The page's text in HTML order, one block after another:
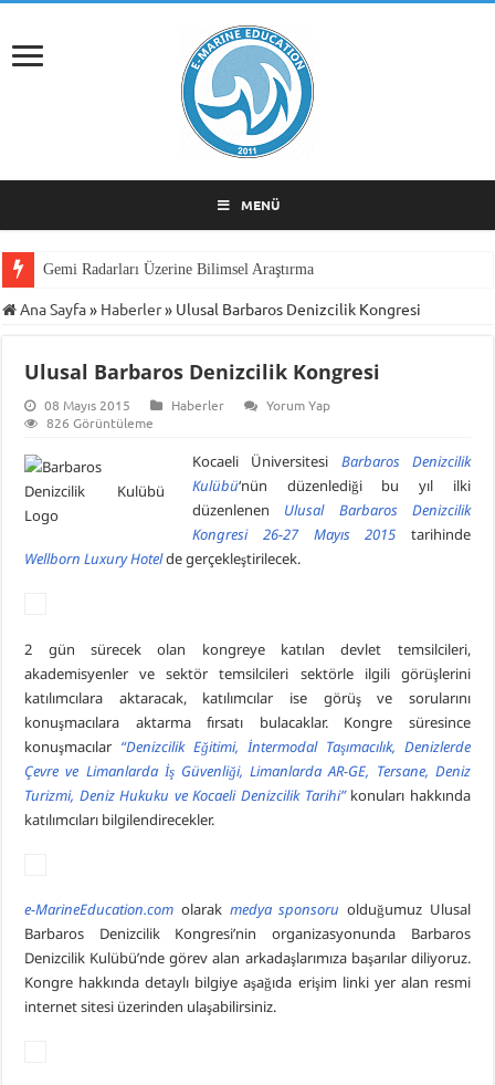
MENÜ
Gemi Radarları Üzerine Bilimsel Araştırma
Ana Sayfa» Haberler» Ulusal Barbaros Denizcilik Kongresi
Ulusal Barbaros Denizcilik Kongresi
08 Mayıs 2015 Haberler
Yorum Yap
826 Görüntüleme
Kocaeli Üniversitesi Barbaros Denizcilik
Kulübü‘nün düzenlediği bu yıl ilki
düzenlenen Ulusal Barbaros Denizcilik
Kongresi
26-27 Mayıs 2015 tarihinde
Wellborn Luxury Hotelde gerçekleştirilecek.
2 gün sürecek olan kongreye katılan devlet temsilcileri,
akademisyenler ve sektör temsilcileri sektörle ilgili görüşlerini
katılımcılara aktaracak, katılımcılar ise görüş ve sorularını
konuşmacılara aktarma fırsatı bulacaklar. Kongre süresince
konuşmacılar “Denizcilik Eğitimi, İntermodal Taşımacılık, Denizlerde
Çevre ve Limanlarda İş Güvenliği, Limanlarda AR-GE, Tersane, Deniz
Turizmi, Deniz Hukuku ve Kocaeli Denizcilik Tarihi”konuları hakkında
katılımcıları bilgilendirecekler.
e-MarineEducation.com olarak medya sponsoru olduğumuz Ulusal
Barbaros Denizcilik Kongresi’nin organizasyonunda Barbaros
Denizcilik Kulübü’nde görev alan arkadaşlarımıza başarılar diliyoruz.
Kongre hakkında detaylı bilgiye aşağıda erişim linki yer alan resmi
internet sitesi üzerinden ulaşabilirsiniz.